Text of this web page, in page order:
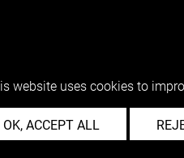
website uses cookies to
OK, ACCEPT ALL